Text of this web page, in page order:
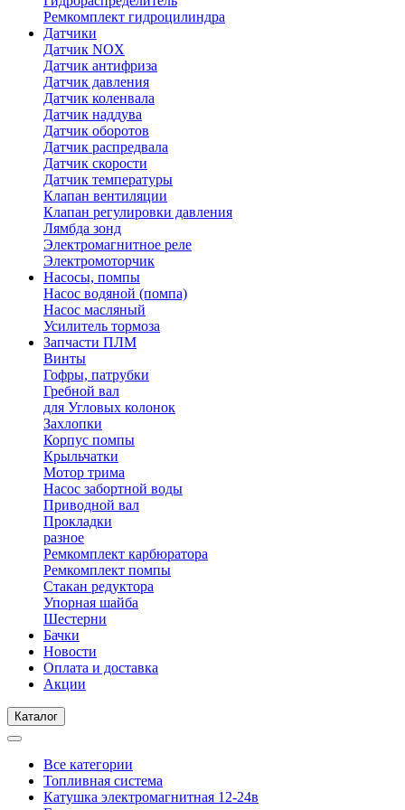
Ремкомплект гидроцилиндра
Датчики
Датчик NOX
Датчик антифриза
Датчик давления
Датчик коленвала
Датчик наддува
Датчик оборотов
Датчик распредвала
Датчик скорости
Датчик температуры
Клапан вентиляции
Клапан регулировки давления
Лямбда зонд
Электромагнитное реле
Электромоторчик
Насосы, помпы
Насос водяной (помпа)
Насос масляный
Усилитель тормоза
Запчасти ПЛМ
Винты
Гофры, патрубки
Гребной вал
для Угловых колонок
Захлопки
Корпус помпы
Крыльчатки
Мотор трима
Насос забортной воды
Приводной вал
Прокладки
разное
Ремкомплект карбюратора
Ремкомплект помпы
Стакан редуктора
Упорная шайба
Шестерни
Бачки
Новости
Оплата и доставка
Акции
Каталог
Все категории
Топливная система
Катушка электромагнитная 12-24в